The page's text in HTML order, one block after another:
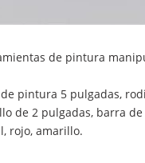
de pintura
pintura 5 pulgadas,
de 2 pulgadas, barra
rojo, amarillo.